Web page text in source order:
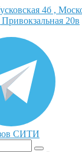
4б ,
20в
СИТИ